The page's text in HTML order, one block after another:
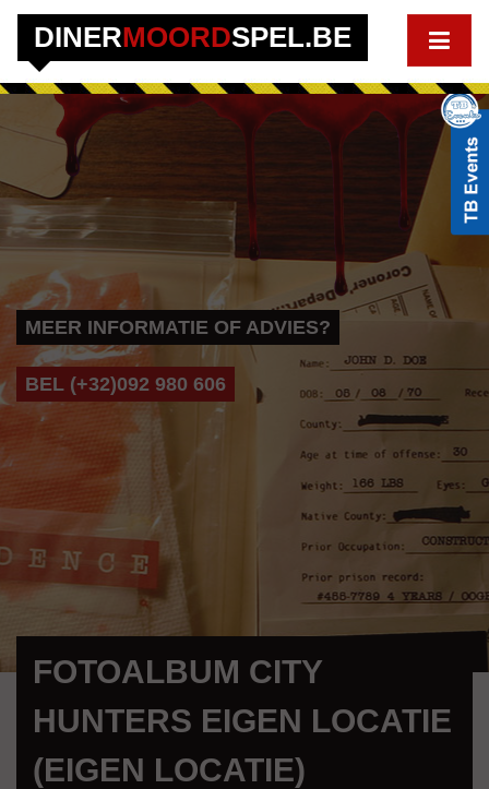
DINERMOORDSPEL.BE
MEER INFORMATIE OF ADVIES?
BEL (+32)092 980 606
FOTOALBUM CITY
HUNTERS EIGEN LOCATIE
(EIGEN LOCATIE)